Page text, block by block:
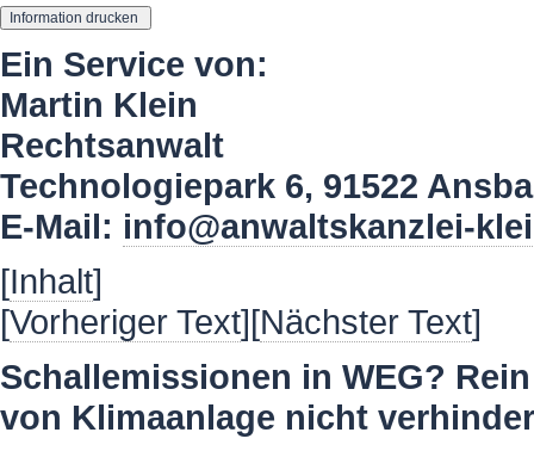
Ein Service von:
Martin Klein
Rechtsanwalt
Technologiepark 6, 91522
E-Mail: info@anwaltskanzlei-
[Inhalt]
[Vorheriger Text][Nächster Text]
Schallemissionen in WEG?
von Klimaanlage nicht